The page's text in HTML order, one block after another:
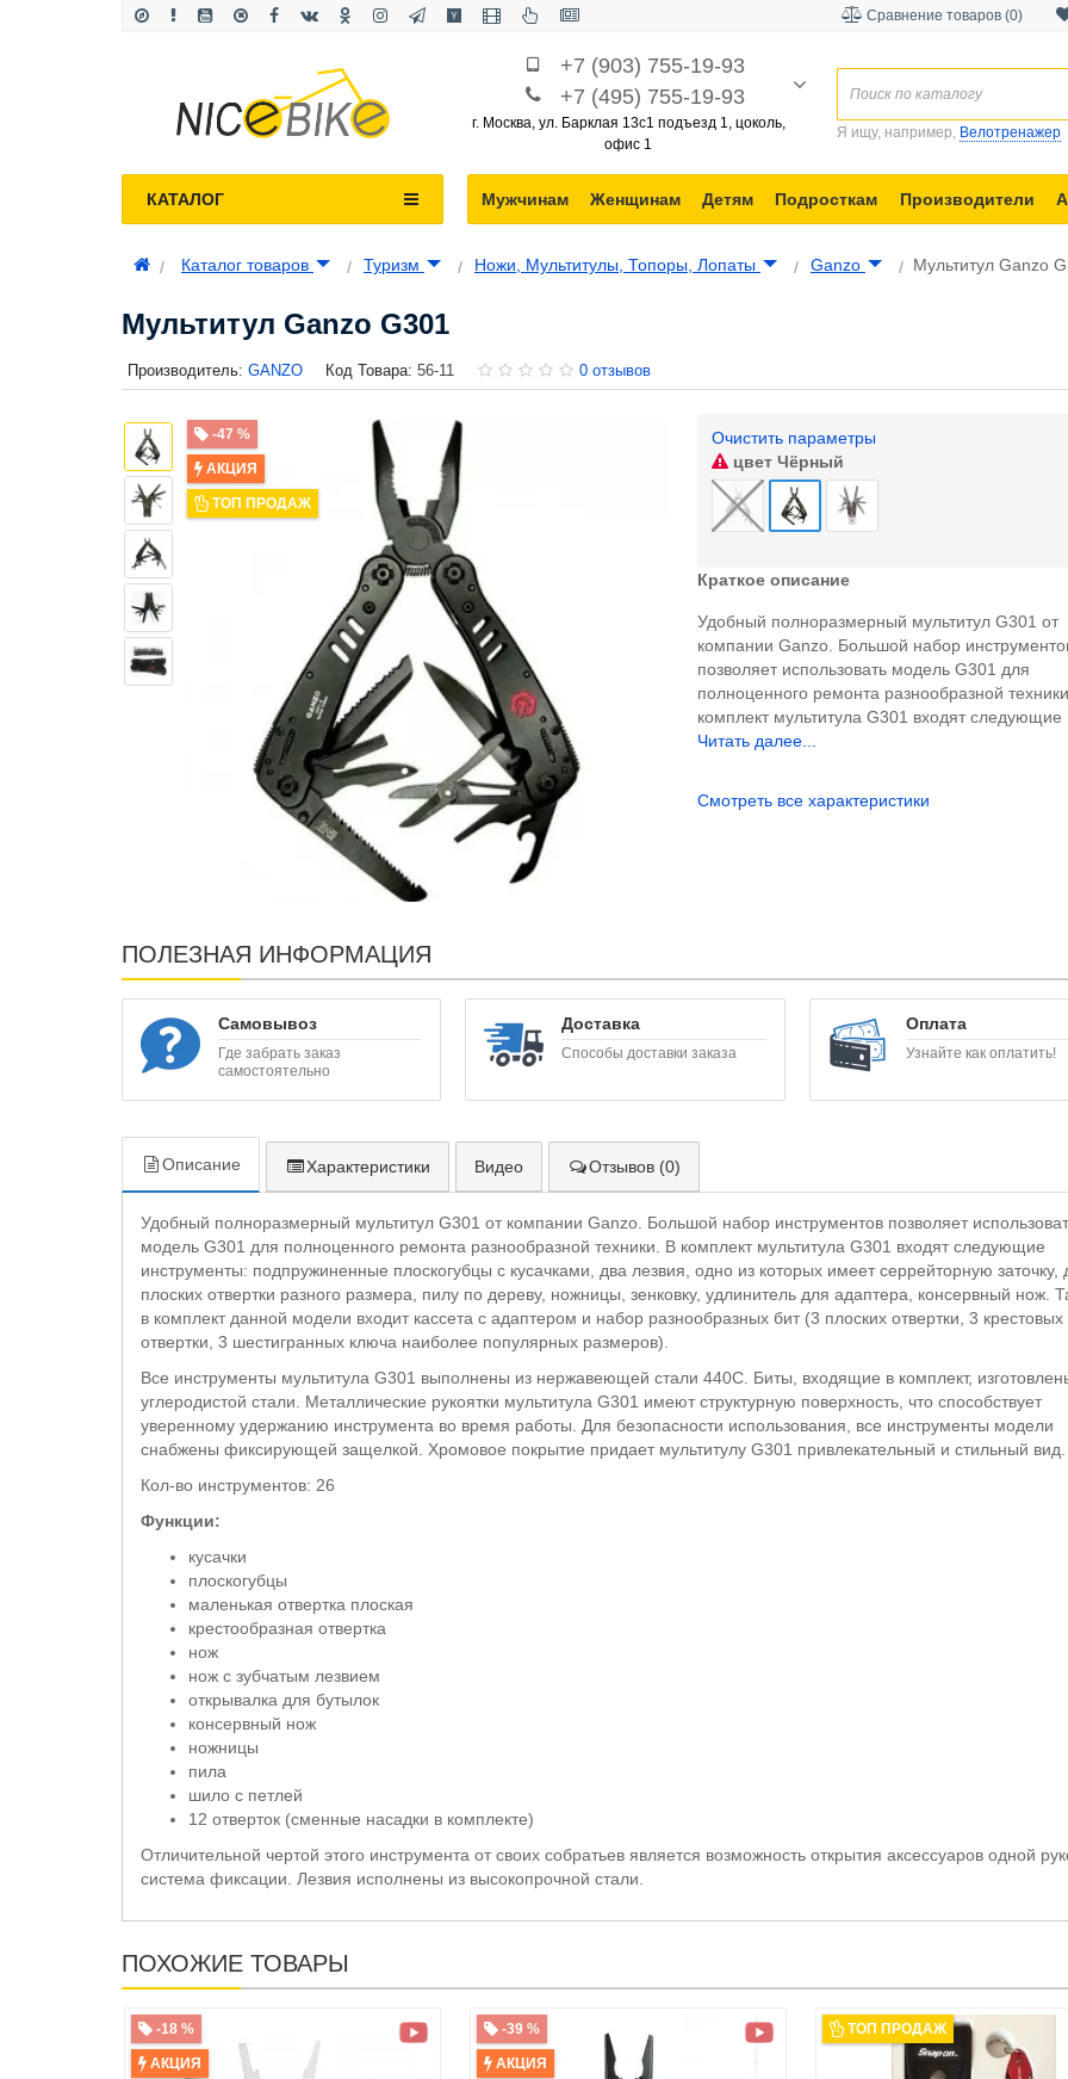
Сравнение товаров (0)
+7 (903) 755-19-93
+7 (495) 755-19-93
г. Москва, ул. Барклая 13с1 подъезд 1, цоколь,
офис 1
Я ищу, например, Велотренажер
Мужчинам Женщинам Детям Подросткам Производители
КАТАЛОГ
Каталог товаров Туризм Ножи, Мультитулы, Топоры, Лопаты Ganzo Мультитул Ganzo
Мультитул Ganzo G301
Производитель: GANZO Код Товара: 56-11 0 отзывов
-47 %
АКЦИЯ
ТОП ПРОДАЖ
Очистить параметры
цветЧёрный
Краткое описание
Удобный полноразмерный мультитул G301 от
компании Ganzo. Большой набор
позволяет использовать модель G301 для
полноценного ремонта разнообразной
комплект мультитула G301 входят следующие
Читать далее...
Смотреть все характеристики
ПОЛЕЗНАЯ ИНФОРМАЦИЯ
Самовывоз
Где забрать заказ
самостоятельно
Доставка
Способы доставки заказа
Оплата
Узнайте как оплатить!
Описание Характеристики Видео Отзывов (0)
Удобный полноразмерный мультитул G301 от компании Ganzo. Большой набор инструментов позволяет
модель G301 для полноценного ремонта разнообразной техники. В комплект мультитула G301 входят следующие
инструменты: подпружиненные плоскогубцы с кусачками, два лезвия, одно из которых имеет серрейторную заточку,
плоских отвертки разного размера, пилу по дереву, ножницы, зенковку, удлинитель для адаптера, консервный нож.
в комплект данной модели входит кассета с адаптером и набор разнообразных бит (3 плоских отвертки, 3 крестовых
отвертки, 3 шестигранных ключа наиболее популярных размеров).
Все инструменты мультитула G301 выполнены из нержавеющей стали 440С. Биты, входящие в комплект,
углеродистой стали. Металлические рукоятки мультитула G301 имеют структурную поверхность, что способствует
уверенному удержанию инструмента во время работы. Для безопасности использования, все инструменты модели
снабжены фиксирующей защелкой. Хромовое покрытие придает мультитулу G301 привлекательный и стильный вид.
Кол-во инструментов: 26
Функции:
кусачки
плоскогубцы
маленькая отвертка плоская
крестообразная отвертка
нож
нож с зубчатым лезвием
открывалка для бутылок
консервный нож
ножницы
пила
шило c петлей
12 отверток (сменные насадки в комплекте)
Отличительной чертой этого инструмента от своих собратьев является возможность открытия аксессуаров одной
система фиксации. Лезвия исполнены из высокопрочной стали.
ПОХОЖИЕ ТОВАРЫ
-18 %
АКЦИЯ
-39 %
АКЦИЯ
ТОП ПРОДАЖ